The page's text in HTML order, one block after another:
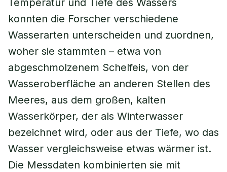
Temperatur und Tiefe des Wassers
konnten die Forscher verschiedene
Wasserarten unterscheiden und zuordnen,
woher sie stammten – etwa von
abgeschmolzenem Schelfeis, von der
Wasseroberfläche an anderen Stellen des
Meeres, aus dem großen, kalten
Wasserkörper, der als Winterwasser
bezeichnet wird, oder aus der Tiefe, wo das
Wasser vergleichsweise etwas wärmer ist.
Die Messdaten kombinierten sie mit